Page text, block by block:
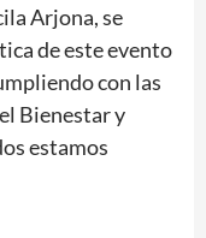
Arjona, se
de este evento
con las
Bienestar y
estamos